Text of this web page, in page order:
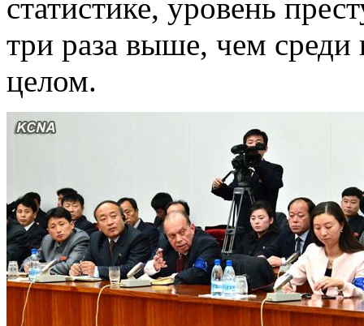
статистике, уровень
три раза выше, чем среди
целом.